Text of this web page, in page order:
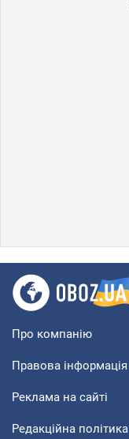
Про компанію
Правова інформація
Реклама на сайті
Редакційна політика